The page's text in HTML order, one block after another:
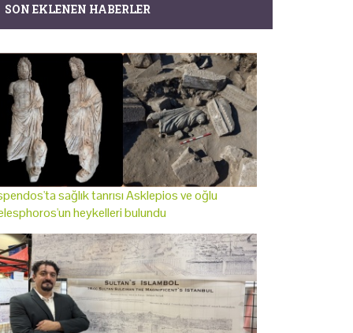
SON EKLENEN HABERLER
sağlık tanrısı Asklepios ve oğlu
heykelleri bulundu